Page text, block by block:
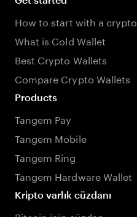
How to start with a crypto
What is Cold Wallet
Best Crypto Wallets
Compare Crypto Wallets
Products
Tangem Pay
Tangem Mobile
Tangem Ring
Tangem Hardware Wallet
Kripto varlık cüzdanı